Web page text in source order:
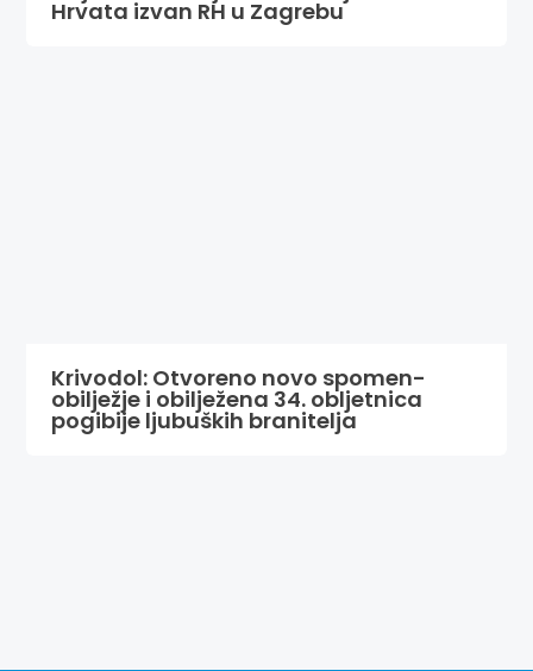
Hrvata izvan RH u Zagrebu
Krivodol: Otvoreno novo spomen-
obilježje i obilježena 34. obljetnica
pogibije ljubuških branitelja